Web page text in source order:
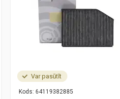
Var pasūtīt
Kods: 64119382885